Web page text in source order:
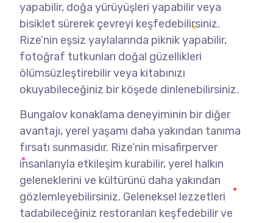
yapabilir, doğa yürüyüşleri yapabilir veya
bisiklet sürerek çevreyi keşfedebilirsiniz.
Rize’nin eşsiz yaylalarında piknik yapabilir,
fotoğraf tutkunları doğal güzellikleri
ölümsüzleştirebilir veya kitabınızı
okuyabileceğiniz bir köşede dinlenebilirsiniz.
Bungalov konaklama deneyiminin bir diğer
avantajı, yerel yaşamı daha yakından tanıma
fırsatı sunmasıdır. Rize’nin misafirperver
insanlarıyla etkileşim kurabilir, yerel halkın
geleneklerini ve kültürünü daha yakından
gözlemleyebilirsiniz. Geleneksel lezzetleri
tadabileceğiniz restoranları keşfedebilir ve